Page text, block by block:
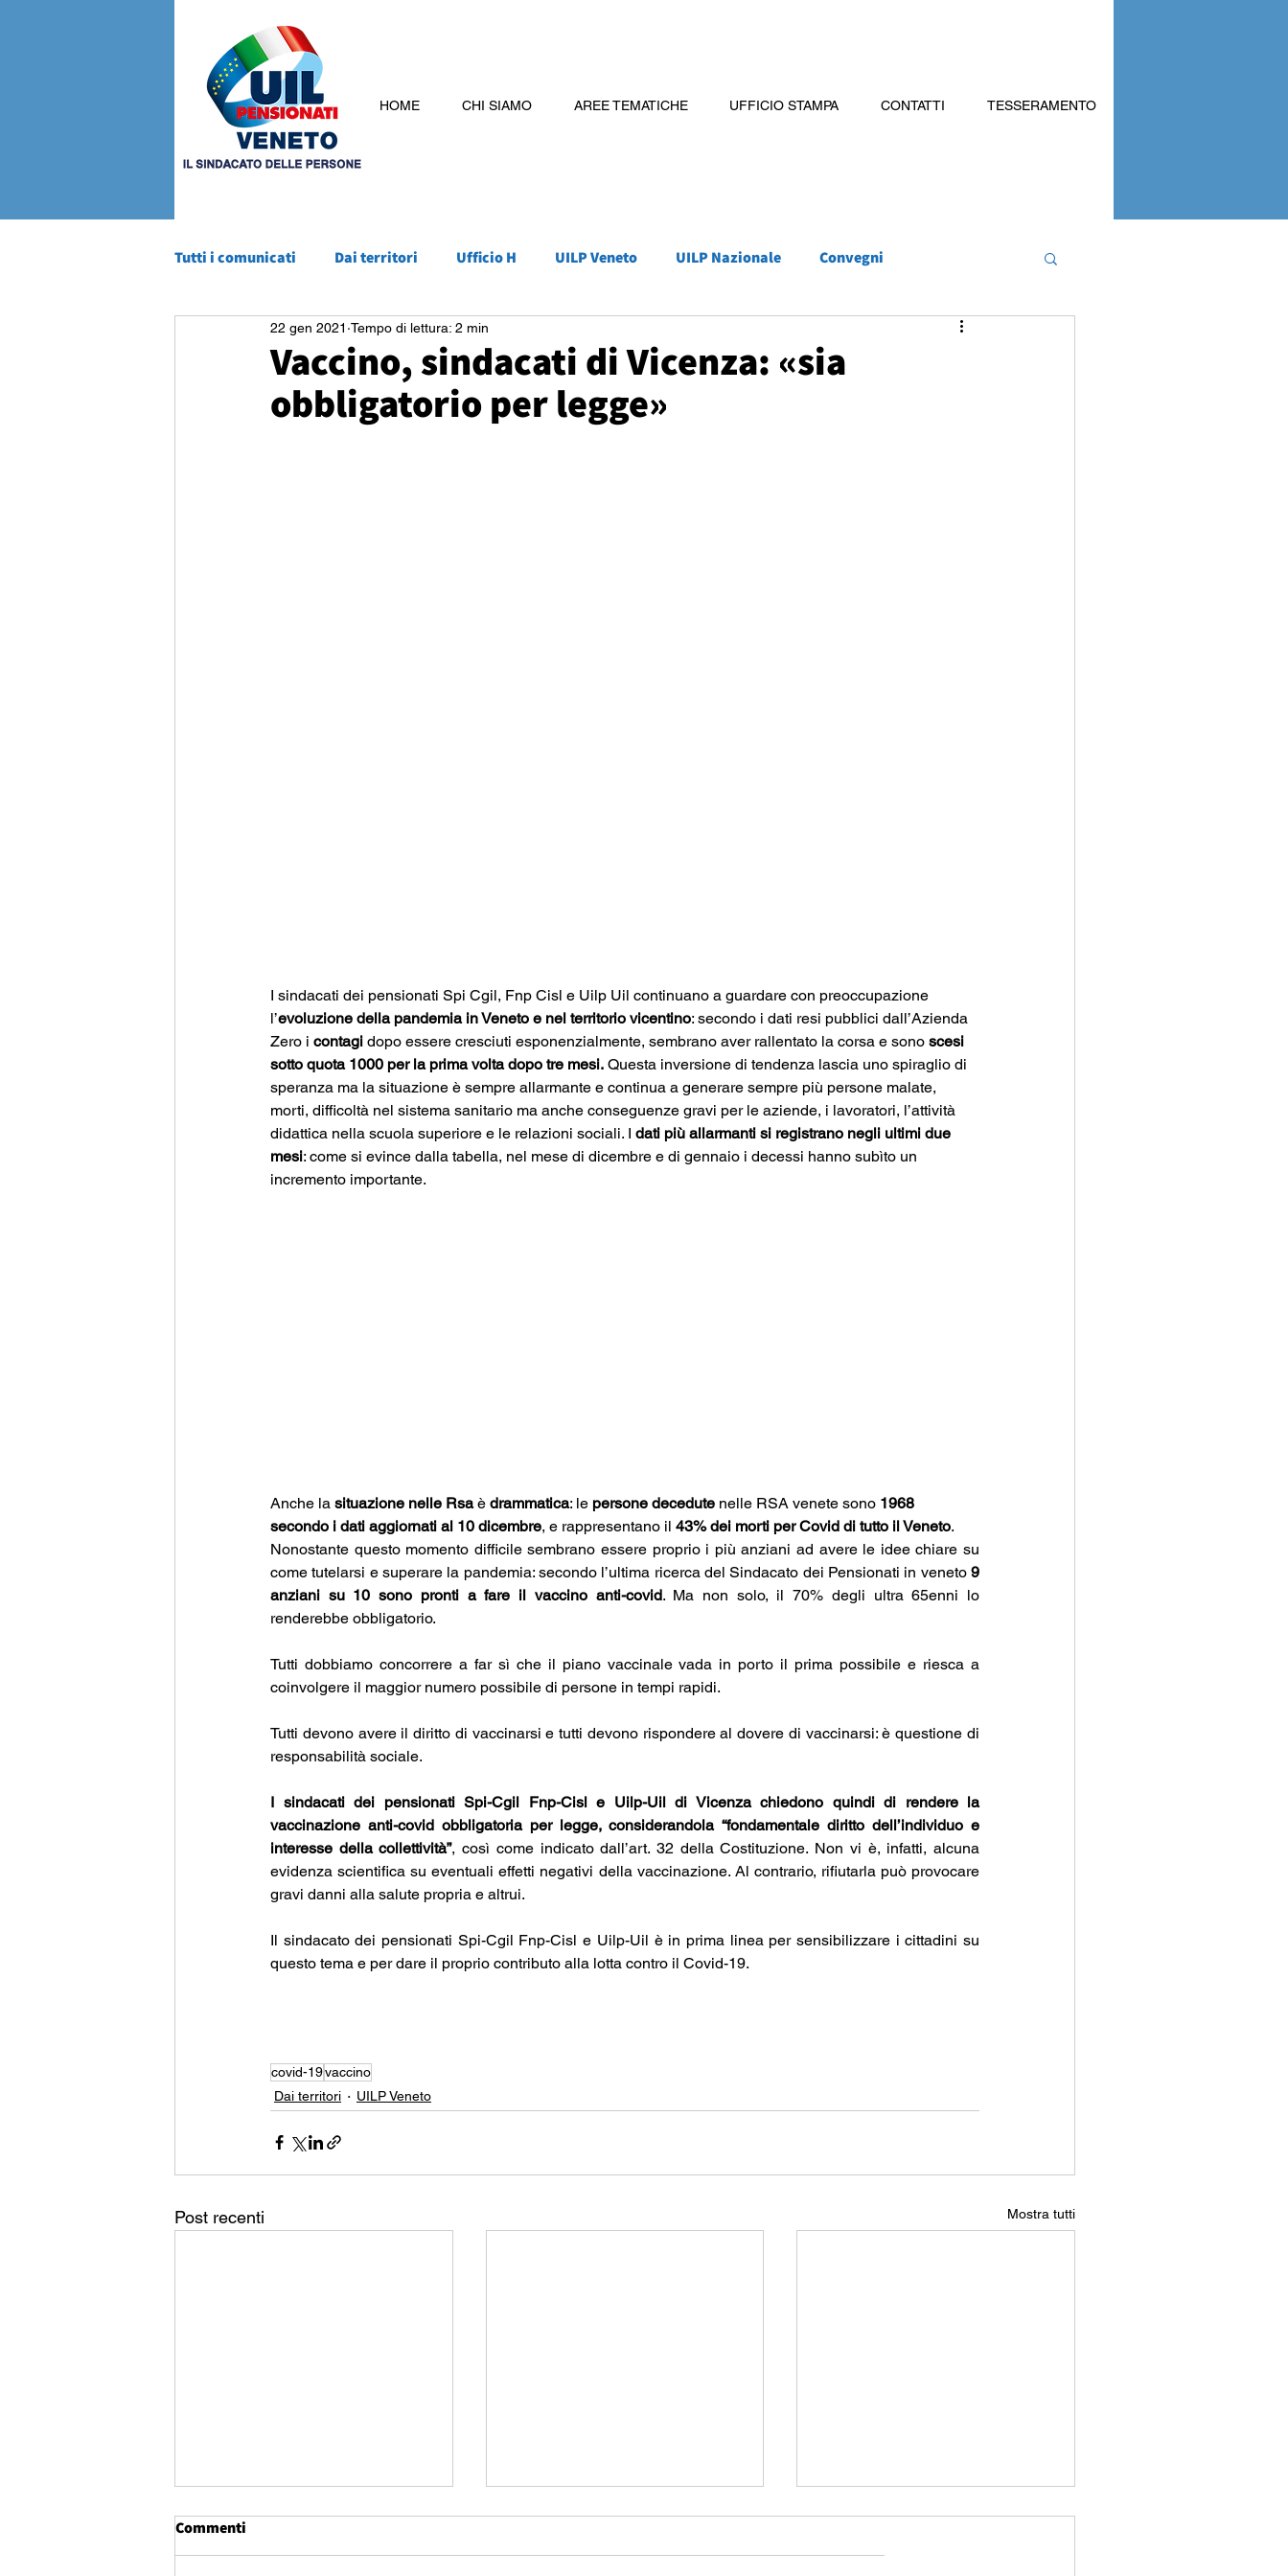
HOME CHI SIAMO AREE TEMATICHE UFFICIO STAMPA CONTATTI TESSERAMENTO
Tutti i comunicati Dai territori Ufficio H UILP Veneto UILP Nazionale Convegni
Vaccino, sindacati di Vicenza: «sia
obbligatorio per legge»
22 gen 2021 Tempo di lettura: 2 min
I sindacati dei pensionati Spi Cgil, Fnp Cisl e Uilp Uil continuano a guardare con preoccupazione
l’evoluzione della pandemia in Veneto e nel territorio vicentino: secondo i dati resi pubblici dall’Azienda
Zero i contagi dopo essere cresciuti esponenzialmente, sembrano aver rallentato la corsa e sono scesi
sotto quota 1000 per la prima volta dopo tre mesi. Questa inversione di tendenza lascia uno spiraglio di
speranza ma la situazione è sempre allarmante e continua a generare sempre più persone malate,
morti, difficoltà nel sistema sanitario ma anche conseguenze gravi per le aziende, i lavoratori, l’attività
didattica nella scuola superiore e le relazioni sociali. I dati più allarmanti si registrano negli ultimi due
mesi: come si evince dalla tabella, nel mese di dicembre e di gennaio i decessi hanno subìto un
incremento importante.
Anche la situazione nelle Rsa è drammatica: le persone decedute nelle RSA venete sono 1968
secondo i dati aggiornati al 10 dicembre, e rappresentano il 43% dei morti per Covid di tutto il Veneto.
Nonostante questo momento difficile sembrano essere proprio i più anziani ad avere le idee chiare su
come tutelarsi e superare la pandemia: secondo l’ultima ricerca del Sindacato dei Pensionati in veneto 9
anziani su 10 sono pronti a fare il vaccino anti-covid. Ma non solo, il 70% degli ultra 65enni lo
renderebbe obbligatorio.
Tutti dobbiamo concorrere a far sì che il piano vaccinale vada in porto il prima possibile e riesca a
coinvolgere il maggior numero possibile di persone in tempi rapidi.
Tutti devono avere il diritto di vaccinarsi e tutti devono rispondere al dovere di vaccinarsi: è questione di
responsabilità sociale.
I sindacati dei pensionati Spi-Cgil Fnp-Cisl e Uilp-Uil di Vicenza chiedono quindi di rendere la
vaccinazione anti-covid obbligatoria per legge, considerandola “fondamentale diritto dell’individuo e
interesse della collettività”, così come indicato dall’art. 32 della Costituzione. Non vi è, infatti, alcuna
evidenza scientifica su eventuali effetti negativi della vaccinazione. Al contrario, rifiutarla può provocare
gravi danni alla salute propria e altrui.
Il sindacato dei pensionati Spi-Cgil Fnp-Cisl e Uilp-Uil è in prima linea per sensibilizzare i cittadini su
questo tema e per dare il proprio contributo alla lotta contro il Covid-19.
covid-19vaccino
Dai territori
UILP Veneto
Post recenti Mostra tutti
Commenti